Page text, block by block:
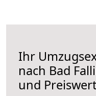
Ihr
nach Bad
und Preiswert